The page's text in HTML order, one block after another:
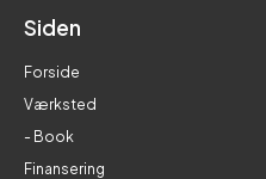
Siden
Forside
Værksted
- Book
Finansering